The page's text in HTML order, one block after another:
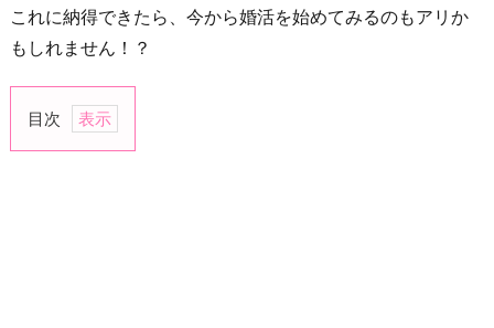
これに納得できたら、今から婚活を始めてみるのもアリか
もしれません！？
目次
1.